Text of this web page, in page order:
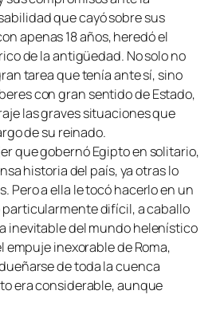
que cayó sobre sus
apenas 18 años, heredó el
de la antigüedad. No solo no
tarea que tenía ante sí, sino
con gran sentido de Estado,
las graves situaciones que
de su reinado.
que gobernó Egipto en solitario,
historia del país, ya otras lo
Pero a ella le tocó hacerlo en un
difícil, a caballo
inevitable del mundo helenístico
empuje inexorable de Roma,
de toda la cuenca
era considerable, aunque